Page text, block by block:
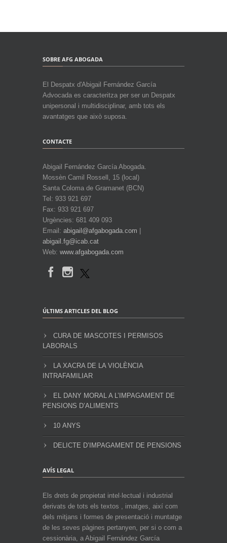
SOBRE AFG ABOGADA
El Despatx d'Abigail Fernández García
Advocada es caracteritza per ser un Despatx
unipersonal i multidisciplinar, amb tots els
avantatges que això suposa.
CONTACTE
Abigail Fernández García Abogada.
Mossèn Camil Rossell, 15 (local)
Santa Coloma de Gramanet (BCN)
Tel: 933 921 697
Fax: 933 921 697
Urgències: 681 409 093
Email: abigail@afgabogada.com
abigail.fg@icab.cat
Web: www.afgabogada.com
ÚLTIMS ARTICLES DEL BLOG
CURA DE MASCOTES I PERMISOS
LABORALS
LA XACRA DE LA VIOLÈNCIA
INTRAFAMILIAR
EL DANY MORAL A L’IMPAGAMENT DE
PENSIONS D’ALIMENTS
10 ANYS
DELICTE D’IMPAGAMENT DE PENSIONS
AVÍS LEGAL
Els drets de propietat intel·lectual i industrial
derivats de tots els textos , imatges, així com
dels mitjans i formes de presentació i muntatge
de les seves pàgines pertanyen, per si o com a
cessionària, a Abigail Fernández García